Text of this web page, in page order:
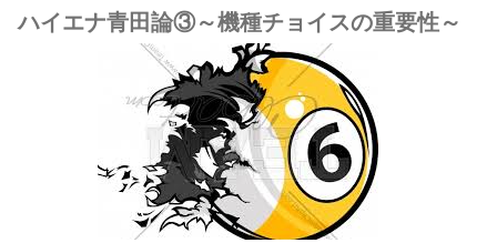
ハイエナ青田論③～機種チョイスの重要性～